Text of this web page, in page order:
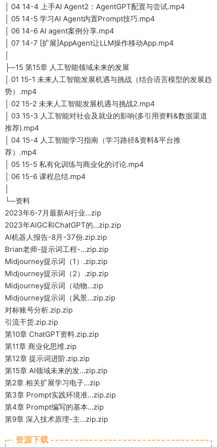
│ 04 14-4 上手AI Agent2：AgentGPT配置与尝试.mp4
│ 05 14-5 学习AI Agent内置Prompt技巧.mp4
│ 06 14-6 AI agent案例分享.mp4
│ 07 14-7 [扩展]AppAgent让LLM操作移动App.mp4
├─15 第15章 人工智能领域未来的发展
│ 01 15-1 未来人工智能发展机遇与挑战（结合语言模型的发展趋
势）.mp4
│ 02 15-2 未来人工智能发展机遇与挑战2.mp4
│ 03 15-3 人工智能对社会及就业的影响(多引用资料&数据渠道
推荐).mp4
│ 04 15-4 人工智能学习指南（学习路径&资料&平台推
荐）.mp4
│ 05 15-5 私有化训练与商业化的讨论.mp4
│ 06 15-6 课程总结.mp4
└─资料
2023年6-7月最新AI行业…zip
2023年AIGC和ChatGPT的…zip.zip
AI机器人报告-8月-37份.zip.zip
Brian老师-提示词工程-…zip.zip
Midjourney提示词（1）.zip.zip
Midjourney提示词（2）.zip.zip
Midjourney提示词（动物…zip
Midjourney提示词（风景…zip.zip
对标账号分析.zip.zip
引流干货.zip.zip
第10章 ChatGPT资料.zip.zip
第11章 商业化思维.zip
第12章 提示词进阶.zip.zip
第15章 AI领域未来的发…zip.zip
第2章 相关扩展学习电子…zip
第3章 Prompt实践环境准…zip.zip
第4章 Prompt编写的基本…zip
第9章 深入技术原理-主…zip.zip
资源下载